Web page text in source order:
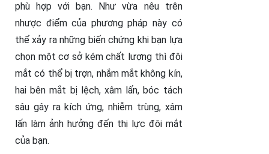
phù hợp với bạn. Như vừa nêu trên
nhược điểm của phương pháp này có
thể xảy ra những biến chứng khi bạn lựa
chọn một cơ sở kém chất lượng thì đôi
mắt có thể bị trợn, nhắm mắt không kín,
hai bên mắt bị lệch, xâm lấn, bóc tách
sâu gây ra kích ứng, nhiễm trùng, xâm
lấn làm ảnh hưởng đến thị lực đôi mắt
của bạn.